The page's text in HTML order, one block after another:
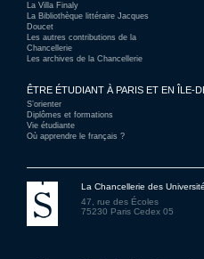
La Villa Finaly
La Bibliothèque littéraire Jacques
Doucet
Les autres contributions de la
Chancellerie
Les archives de la Chancellerie
ÊTRE ÉTUDIANT À PARIS ET EN ÎLE-
S’orienter
Diplômes et formations
Vie étudiante
Où apprendre le français ?
La Chancellerie des
47, rue des Écoles
75230 Paris Cedex 05